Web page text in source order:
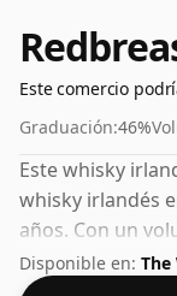
Este comercio
Graduación:46%
Este whisky
whisky irlandés
años. Con un
embotella con
Se disfruta solo
Disponible en: The